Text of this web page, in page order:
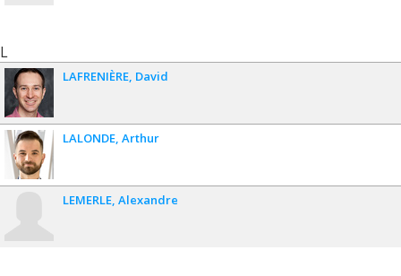
L
LAFRENIÈRE David
LALONDE Arthur
LEMERLE Alexandre